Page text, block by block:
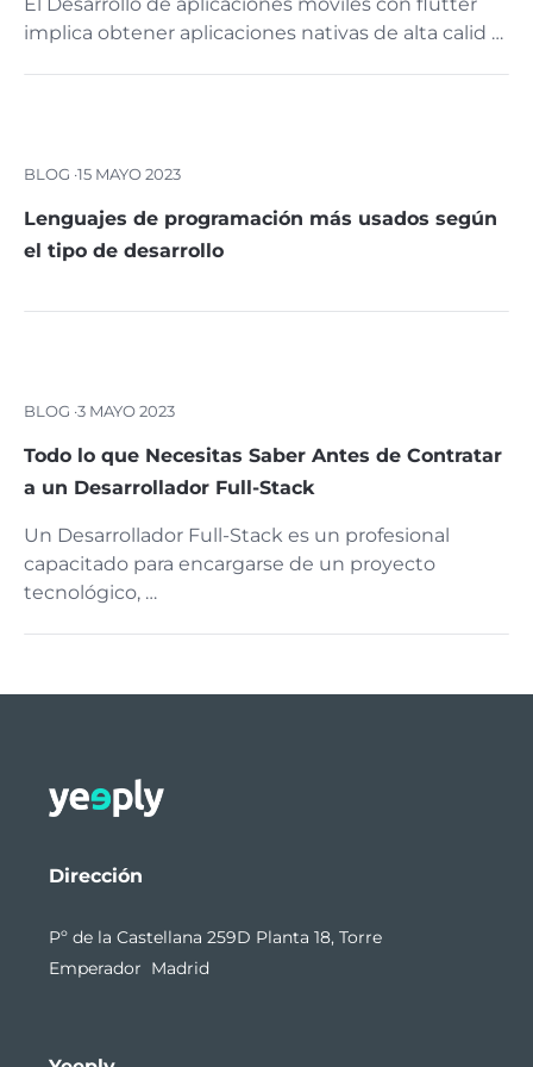
implica obtener aplicaciones nativas de alta calid …
BLOG ·15 MAYO 2023
Lenguajes de programación más usados según
el tipo de desarrollo
BLOG ·3 MAYO 2023
Todo lo que Necesitas Saber Antes de Contratar
a un Desarrollador Full-Stack
Un Desarrollador Full-Stack es un profesional
capacitado para encargarse de un proyecto
tecnológico, …
Dirección
Pº de la Castellana 259D Planta 18, Torre
Emperador Madrid